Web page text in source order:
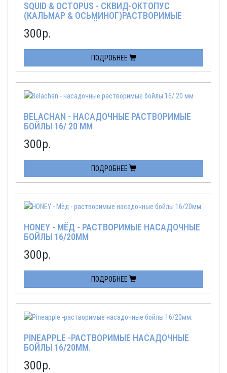
SQUID & OCTOPUS - СКВИД-ОКТОПУС
(КАЛЬМАР & ОСЬМИНОГ)РАСТВОРИМЫЕ
300р.
ПОДРОБНЕЕ
BELACHAN - НАСАДОЧНЫЕ РАСТВОРИМЫЕ
БОЙЛЫ 16/ 20 ММ
300р.
ПОДРОБНЕЕ
HONEY - МЁД - РАСТВОРИМЫЕ НАСАДОЧНЫЕ
БОЙЛЫ 16/20ММ
300р.
ПОДРОБНЕЕ
PINEAPPLE -РАСТВОРИМЫЕ НАСАДОЧНЫЕ
БОЙЛЫ 16/20ММ.
300р.